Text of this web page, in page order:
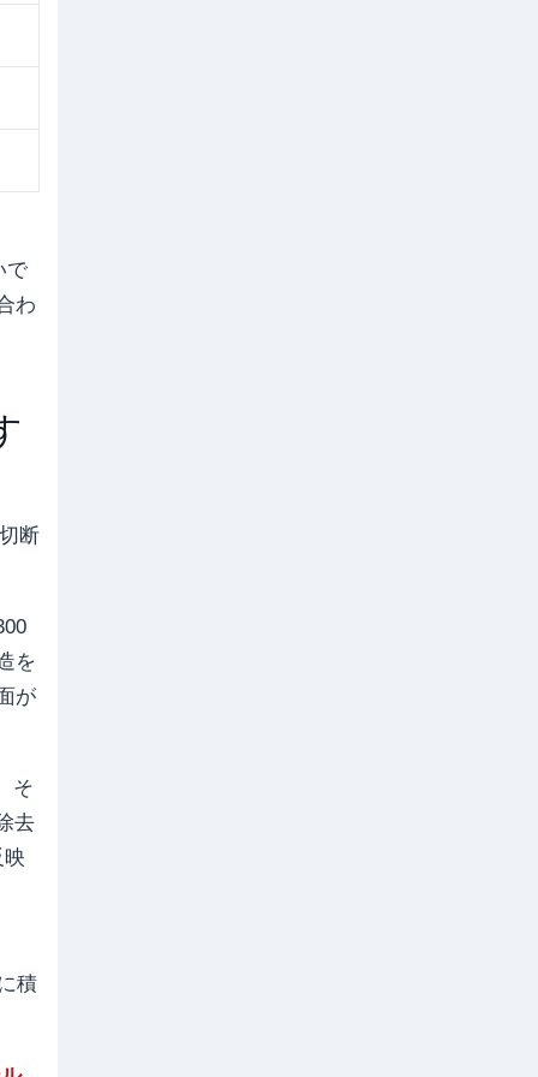
で
わ
断
を
が
そ
去
積